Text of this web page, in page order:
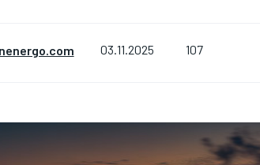
03.11.2025 107